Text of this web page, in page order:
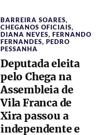
BARREIRA SOARES,
CHEGANOS OFICIAIS,
DIANA NEVES,FERNANDO
FERNANDES,PEDRO
PESSANHA
Deputada eleita
pelo Chega na
Assembleia de
Vila Franca de
Xira passou a
independente e